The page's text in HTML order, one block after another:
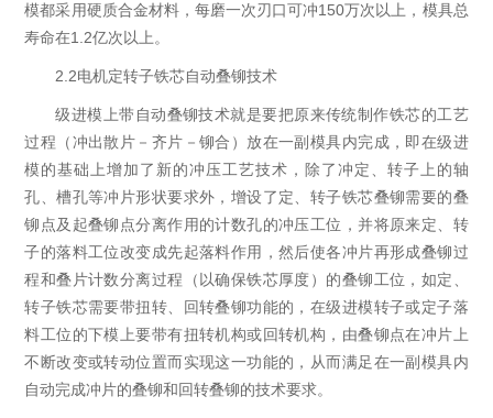
模都采用硬质合金材料，每磨一次刃口可冲150万次以上，模具总
寿命在1.2亿次以上。
2.2电机定转子铁芯自动叠铆技术
级进模上带自动叠铆技术就是要把原来传统制作铁芯的工艺
过程（冲出散片－齐片－铆合）放在一副模具内完成，即在级进
模的基础上增加了新的冲压工艺技术，除了冲定、转子上的轴
孔、槽孔等冲片形状要求外，增设了定、转子铁芯叠铆需要的叠
铆点及起叠铆点分离作用的计数孔的冲压工位，并将原来定、转
子的落料工位改变成先起落料作用，然后使各冲片再形成叠铆过
程和叠片计数分离过程（以确保铁芯厚度）的叠铆工位，如定、
转子铁芯需要带扭转、回转叠铆功能的，在级进模转子或定子落
料工位的下模上要带有扭转机构或回转机构，由叠铆点在冲片上
不断改变或转动位置而实现这一功能的，从而满足在一副模具内
自动完成冲片的叠铆和回转叠铆的技术要求。